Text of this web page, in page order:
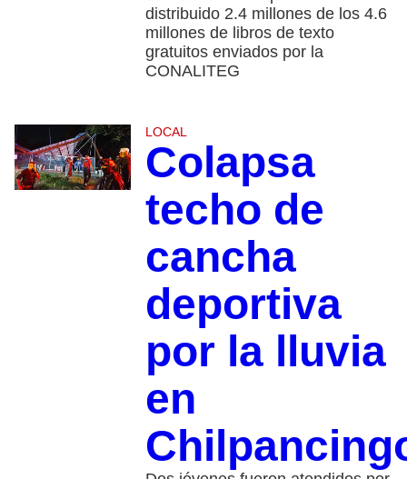
distribuido 2.4 millones de los 4.6
millones de libros de texto
gratuitos enviados por la
CONALITEG
LOCAL
Colapsa
techo de
cancha
deportiva
por la lluvia
en